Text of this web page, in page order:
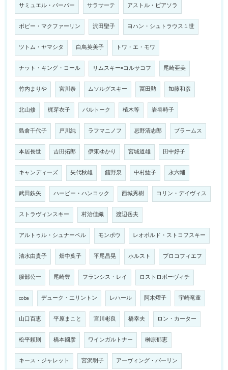
サミュエル・バーバー サラサーテ アストル・ピアソラ
ボビー・マクファーリン 沢田聖子 ヨハン・シュトラウス１世
ツトム・ヤマシタ 白鳥英美子 トワ・エ・モワ
ナット・キング・コール リムスキー=コルサコフ 尾崎亜美
竹内まりや 宮川泰 ムソルグスキー 冨田勲 加藤和彦
北山修 梶芽衣子 バルトーク 植木等 岩谷時子
島倉千代子 戸川純 ラフマニノフ 忌野清志郎 ブラームス
本居長世 吉田拓郎 伊東ゆかり 宮城道雄 田中好子
キャンディーズ 矢代秋雄 舘野泉 中村紘子 永六輔
武田鉄矢 ハービー・ハンコック 西城秀樹 コリン・デイヴィス
ストラヴィンスキー 村治佳織 渡辺岳夫
アルトゥル・シュナーベル モンポウ レオポルド・ストコフスキー
清水由貴子 畑中葉子 平尾昌晃 ホルスト プロコフィエフ
服部公一 尾崎豊 フランシス・レイ ロストロポーヴィチ
coba デューク・エリントン レハール 阿木燿子 宇崎竜童
山口百恵 平原まこと 宮川彬良 橋幸夫 ロン・カーター
松平頼則 橋本國彦 ワインガルトナー 榊原郁恵
キース・ジャレット 宮沢明子 アーヴィング・バーリン